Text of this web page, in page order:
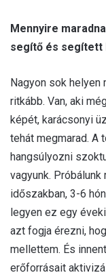
Mennyire
segítő és segített
Nagyon sok helyen
ritkább. Van, aki
képét, karácsonyi
tehát megmarad.
hangsúlyozni
vagyunk.
időszakban, 3-6
legyen ez egy
azt fogja érezni,
mellettem. És
erőforrásait